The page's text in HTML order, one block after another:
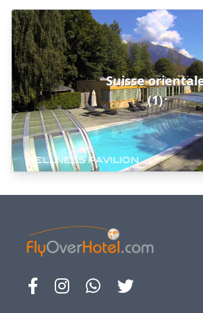
Suisse
(1)